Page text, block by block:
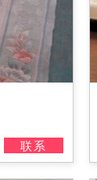
联系